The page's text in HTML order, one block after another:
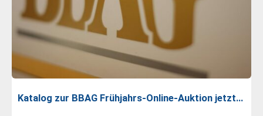
Katalog zur BBAG Frühjahrs-Online-Auktion jetzt…